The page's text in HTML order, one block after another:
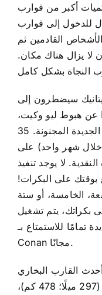
أكبر من قوارب
للدخول إلى قوارب
القادمين ثم
لا يزال هناك مكان.
سيضطرون إلى
عن هبوط ليو وكيت،
ولا سيما رمز هؤلاء معًا – وردة جاك الجديدة المجنونة. 35
شهر واحد) على
لا يوجد تنفيذ
بوقتك على البكرات!
الخامسة، أو ستة
بكراتك، يتم تشغيل
تمامًا للاستمتاع بـ
Conan مجانًا.
القارب البخاري
مسافة 258 كيلومترًا بحريًا أخرى (297 ميلًا؛ 478 كم)،